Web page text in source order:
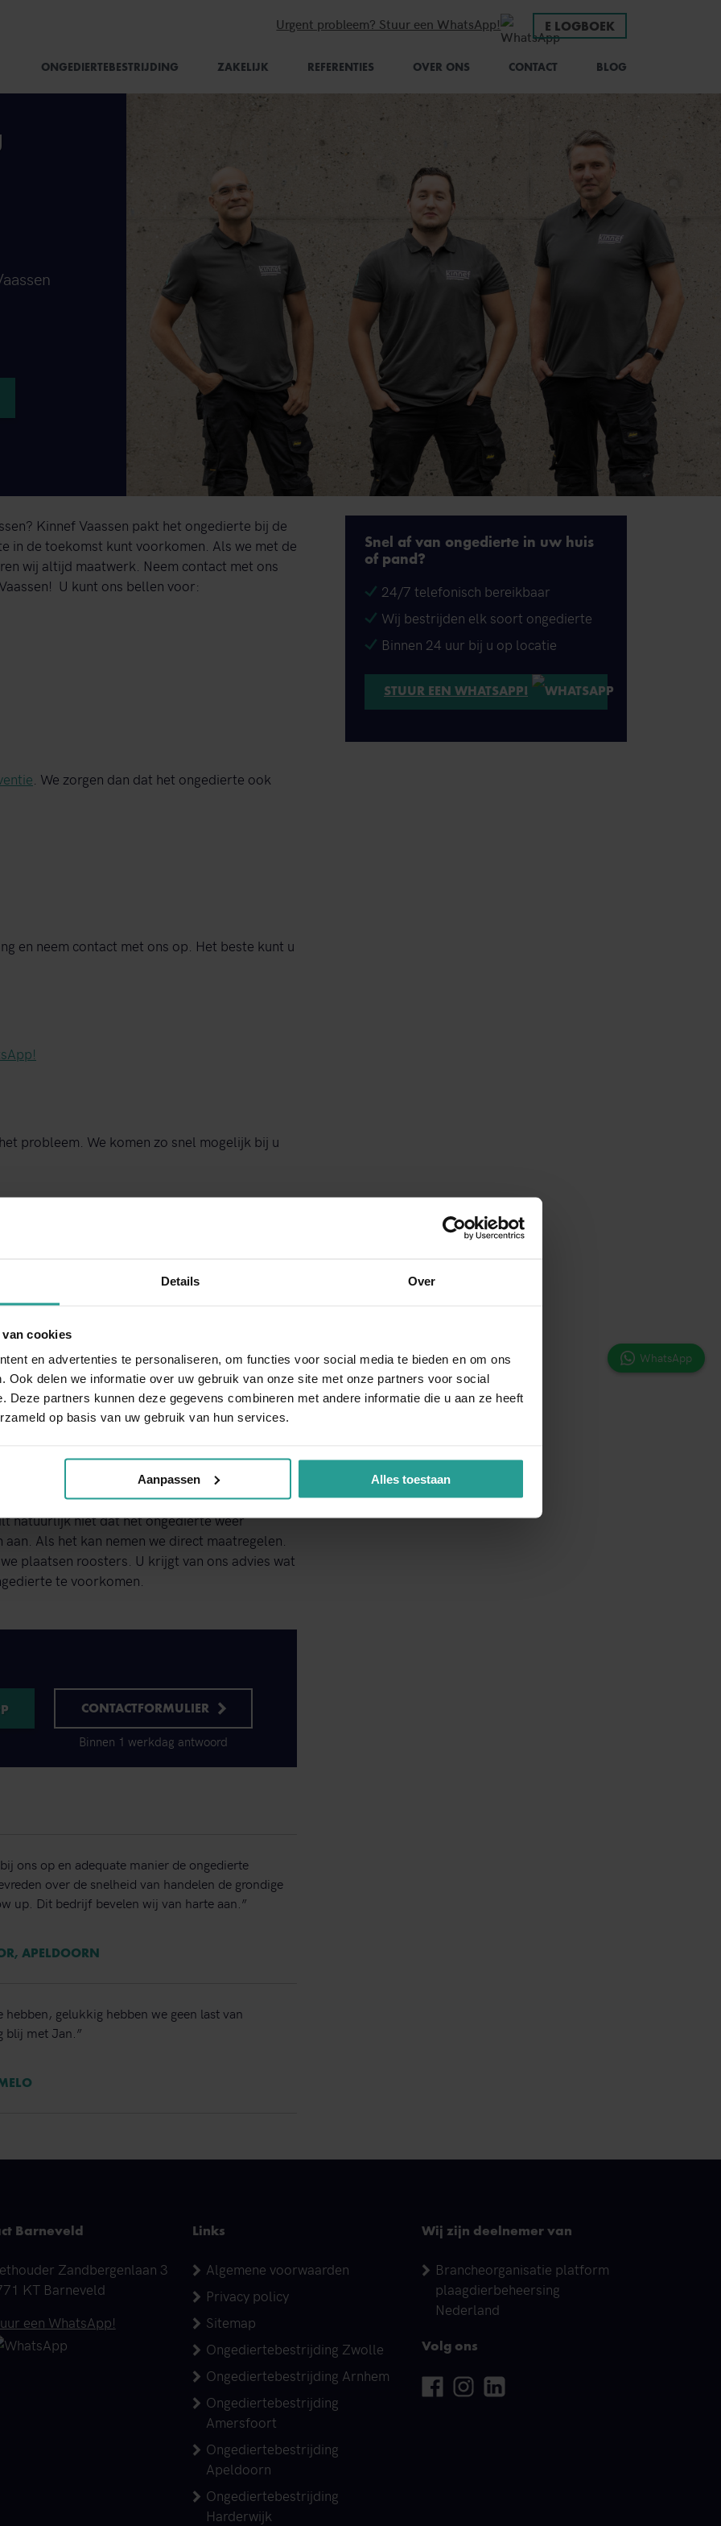
Details Over
cookies
en advertenties te personaliseren, om functies voor social media te bieden en om ons
Ook delen we informatie over uw gebruik van onze site met onze partners voor social
Deze partners kunnen deze gegevens combineren met andere informatie die u aan ze heeft
op basis van uw gebruik van hun services.
Aanpassen Alles toestaan
Urgent probleem? Stuur een WhatsApp! E LOGBOEK
ONGEDIERTEBESTRIJDING ZAKELIJK REFERENTIES OVER ONS CONTACT BLOG
Kinnef Vaassen pakt het ongedierte bij de
in de toekomst kunt voorkomen. Als we met de
wij altijd maatwerk. Neem contact met ons
U kunt ons bellen voor:
. We zorgen dan dat het ongedierte ook
en neem contact met ons op. Het beste kunt u
probleem. We komen zo snel mogelijk bij u
of woning grondig inspecteren. We gaan
we deze hebben gevonden krijgt u van
de overlast als de oorzaak te bestrijden.
gaan voorkomen.
vragen wij om uw akkoord. Als u ons
ongedierte bestrijden. Wij leveren altijd
kiezen altijd voor de meest effectieve en
zorgt. We werken discreet. Uw klanten,
natuurlijk niet dat het ongedierte weer
Als het kan nemen we direct maatregelen.
plaatsen roosters. U krijgt van ons advies wat
te voorkomen.
CONTACTFORMULIER
Binnen 1 werkdag antwoord
ons op en adequate manier de ongedierte
over de snelheid van handelen de grondige
up. Dit bedrijf bevelen wij van harte aan.”
APELDOORN
gelukkig hebben we geen last van
blij met Jan.”
Snel af van ongedierte in uw huis
of pand?
24/7 telefonisch bereikbaar
Wij bestrijden elk soort ongedierte
Binnen 24 uur bij u op locatie
STUUR EEN WHATSAPP!
Barneveld
Zandbergenlaan 3
KT Barneveld
een WhatsApp!
Links
Algemene voorwaarden
Privacy policy
Sitemap
Ongediertebestrijding Zwolle
Ongediertebestrijding Arnhem
Ongediertebestrijding
Amersfoort
Ongediertebestrijding
Apeldoorn
Ongediertebestrijding
Harderwijk
Wij zijn deelnemer van
Brancheorganisatie platform
plaagdierbeheersing
Nederland
Volg ons
Facebook
InstagramLinkedin
WhatsApp